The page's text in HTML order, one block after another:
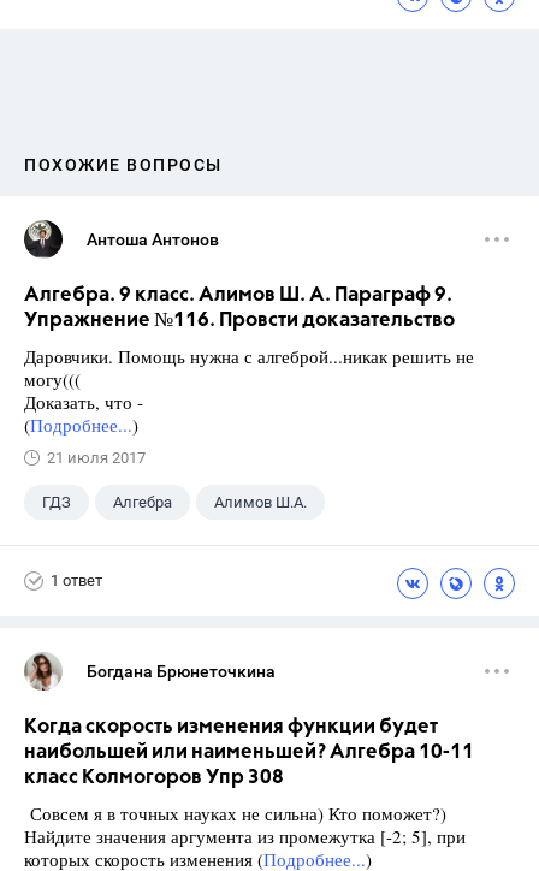
ПОХОЖИЕ ВОПРОСЫ
Антоша Антонов
Алгебра. 9 класс. Алимов Ш. А. Параграф 9.
Упражнение №116. Провсти доказательство
Даровчики. Помощь нужна с алгеброй...никак решить не
могу(((
Доказать, что -
(Подробнее...)
21 июля 2017
ГДЗ Алгебра Алимов Ш.А.
1 ответ
Богдана Брюнеточкина
Когда скорость изменения функции будет
наибольшей или наименьшей? Алгебра 10-11
класс Колмогоров Упр 308
Совсем я в точных науках не сильна) Кто поможет?)
Найдите значения аргумента из промежутка [-2; 5], при
которых скорость изменения (Подробнее...)